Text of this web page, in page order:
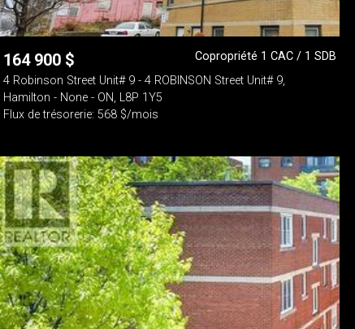
164 900 $
Copropriété 1 CAC / 1 SDB
4 Robinson Street Unit# 9 - 4 ROBINSON Street Unit# 9,
Hamilton - None - ON, L8P 1Y5
Flux de trésorerie: 568 $/mois